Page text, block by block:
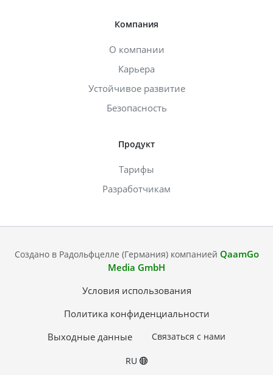
Компания
О компании
Карьера
Устойчивое развитие
Безопасность
Продукт
Тарифы
Разработчикам
Создано в Радольфцелле (Германия) компанией QaamGo
Media GmbH
Условия использования
Политика конфиденциальности
Выходные данные
Связаться с нами
RU